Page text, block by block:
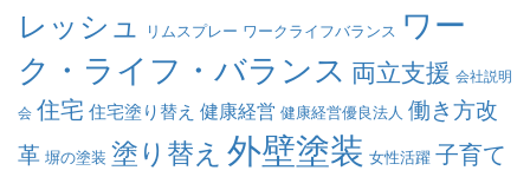
レッシュ
リムスプレー ワークライフバランス ワー
ク・ライフ・バランス 両立支援 会社説明
会 住宅 住宅塗り替え 健康経営 健康経営優良法人 働き方改
革 塀の塗装 塗り替え 外壁塗装 女性活躍 子育て